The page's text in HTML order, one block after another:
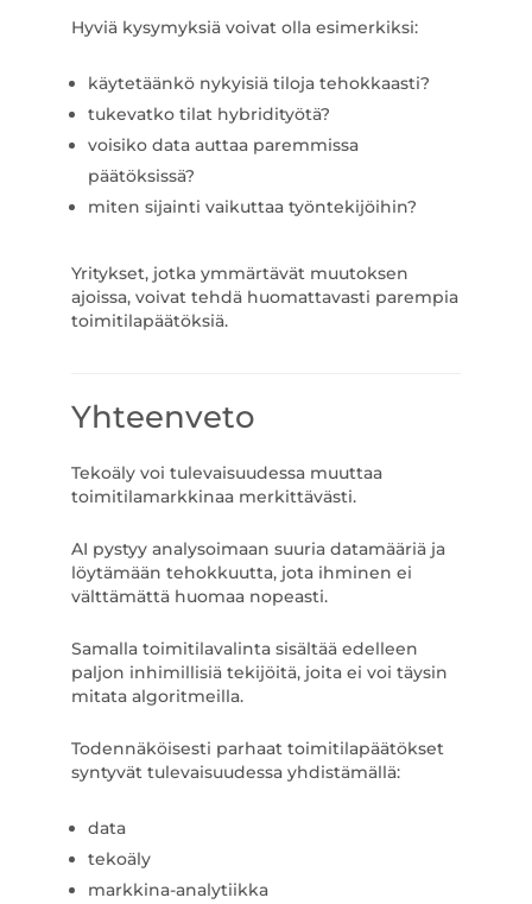
Hyviä kysymyksiä voivat olla esimerkiksi:
käytetäänkö nykyisiä tiloja tehokkaasti?
tukevatko tilat hybridityötä?
voisiko data auttaa paremmissa
päätöksissä?
miten sijainti vaikuttaa työntekijöihin?
Yritykset, jotka ymmärtävät muutoksen
ajoissa, voivat tehdä huomattavasti parempia
toimitilapäätöksiä.
Yhteenveto
Tekoäly voi tulevaisuudessa muuttaa
toimitilamarkkinaa merkittävästi.
AI pystyy analysoimaan suuria datamääriä ja
löytämään tehokkuutta, jota ihminen ei
välttämättä huomaa nopeasti.
Samalla toimitilavalinta sisältää edelleen
paljon inhimillisiä tekijöitä, joita ei voi täysin
mitata algoritmeilla.
Todennäköisesti parhaat toimitilapäätökset
syntyvät tulevaisuudessa yhdistämällä:
data
tekoäly
markkina-analytiikka